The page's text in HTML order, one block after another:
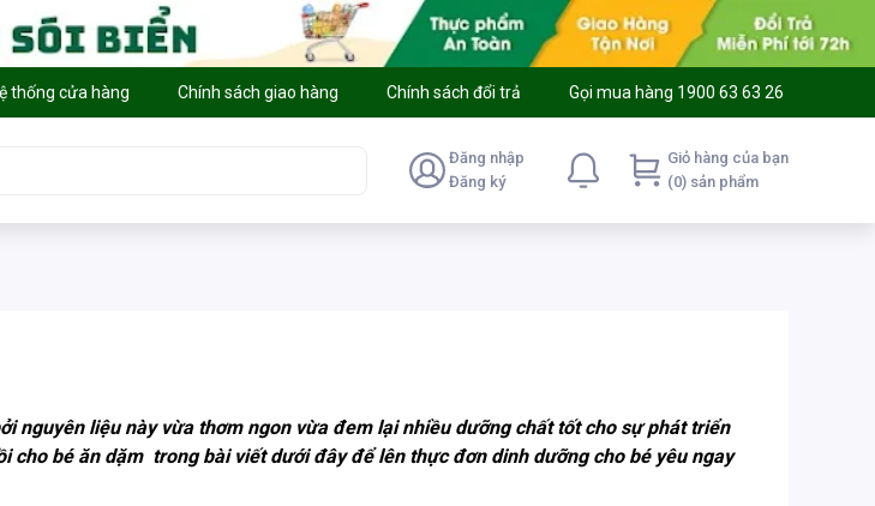
thống cửa hàng Chính sách giao hàng Chính sách đổi trả Gọi mua hàng 1900 63 63 26
Đăng nhập
Đăng ký
Giỏ hàng của bạn
(0) sản phẩm
nguyên liệu này vừa thơm ngon vừa đem lại nhiều dưỡng chất tốt cho sự phát triển
cho bé ăn dặm trong bài viết dưới đây để lên thực đơn dinh dưỡng cho bé yêu ngay